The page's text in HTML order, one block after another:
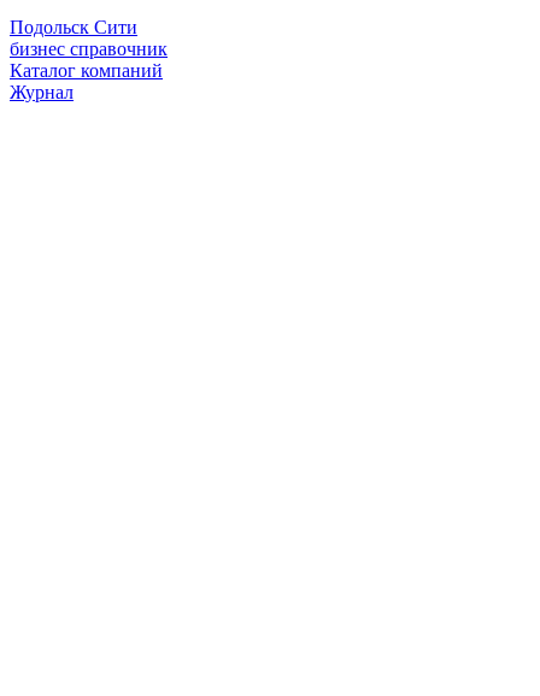
Подольск Сити
бизнес справочник
Каталог компаний
Журнал